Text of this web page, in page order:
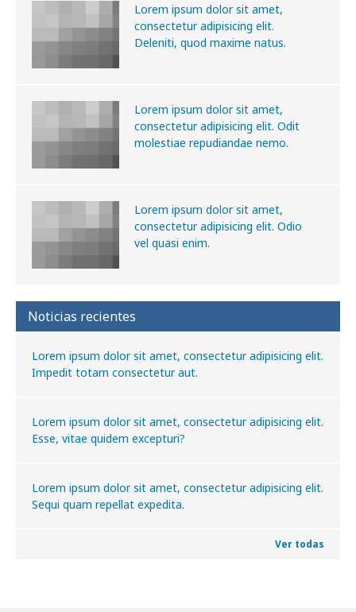
Lorem ipsum dolor sit amet,
consectetur adipisicing elit.
Deleniti, quod maxime natus.
Lorem ipsum dolor sit amet,
consectetur adipisicing elit. Odit
molestiae repudiandae nemo.
Lorem ipsum dolor sit amet,
consectetur adipisicing elit. Odio
vel quasi enim.
Noticias recientes
Lorem ipsum dolor sit amet, consectetur adipisicing elit.
Impedit totam consectetur aut.
Lorem ipsum dolor sit amet, consectetur adipisicing elit.
Esse, vitae quidem excepturi?
Lorem ipsum dolor sit amet, consectetur adipisicing elit.
Sequi quam repellat expedita.
Ver todas